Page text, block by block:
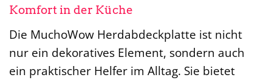
Komfort in der Küche
Die MuchoWow Herdabdeckplatte ist nicht
nur ein dekoratives Element, sondern auch
ein praktischer Helfer im Alltag. Sie bietet